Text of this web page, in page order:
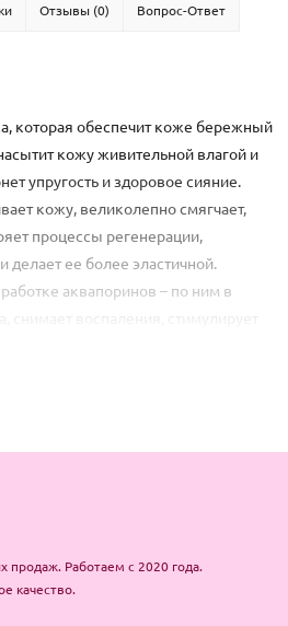
Отзывы (0) Вопрос-Ответ
которая обеспечит коже бережный
кожу живительной влагой и
упругость и здоровое сияние.
кожу, великолепно смягчает,
процессы регенерации,
делает ее более эластичной.
аквапоринов – по ним в
иммунные функции
продаж. Работаем с 2020 года.
качество.